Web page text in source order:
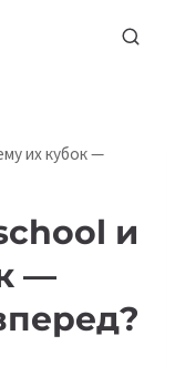
их кубок —
и
—